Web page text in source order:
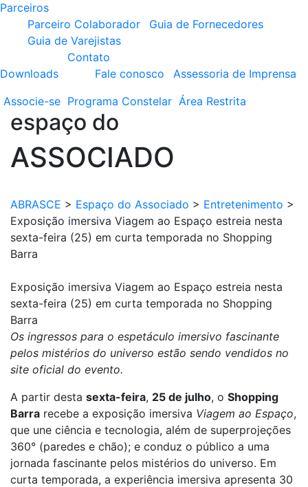
Parceiros
Parceiro Colaborador
Guia de Fornecedores
Guia de Varejistas
Downloads
Contato
Fale conosco
Assessoria de Imprensa
Associe-se Programa Constelar Área Restrita
espaço do
ASSOCIADO
ABRASCE > Espaço do Associado > Entretenimento >
Exposição imersiva Viagem ao Espaço estreia nesta
sexta-feira (25) em curta temporada no Shopping
Barra
Exposição imersiva Viagem ao Espaço estreia nesta
sexta-feira (25) em curta temporada no Shopping
Barra
Os ingressos para o espetáculo imersivo fascinante
pelos mistérios do universo estão sendo vendidos no
site oficial do evento.
A partir desta sexta-feira, 25 de julho, o Shopping
Barra recebe a exposição imersiva Viagem ao Espaço,
que une ciência e tecnologia, além de superprojeções
360° (paredes e chão); e conduz o público a uma
jornada fascinante pelos mistérios do universo. Em
curta temporada, a experiência imersiva apresenta 30